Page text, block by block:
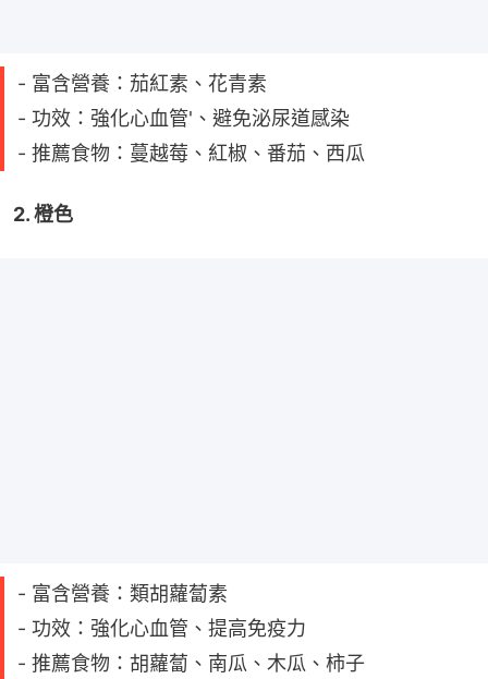
- 富含營養：茄紅素、花青素
- 功效：強化心血管'、避免泌尿道感染
- 推薦食物：蔓越莓、紅椒、番茄、西瓜
2. 橙色
- 富含營養：類胡蘿蔔素
- 功效：強化心血管、提高免疫力
- 推薦食物：胡蘿蔔、南瓜、木瓜、柿子